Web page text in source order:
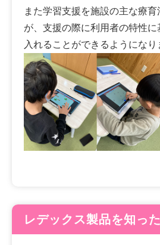
また学習支援を施設の主な療
が、支援の際に利用者の特性に
入れることができるようになり
レデックス製品を知っ